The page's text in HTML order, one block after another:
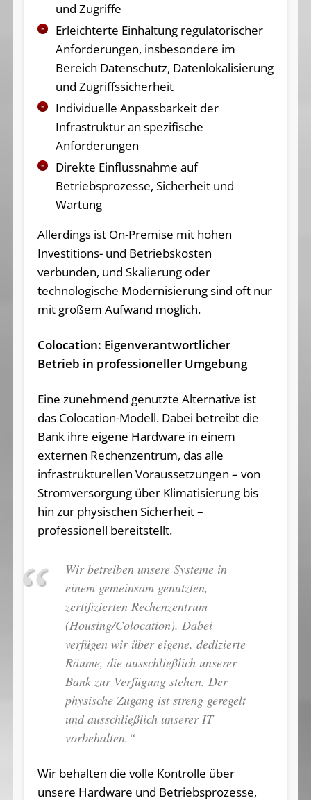
und Zugriffe
Erleichterte Einhaltung regulatorischer
Anforderungen, insbesondere im
Bereich Datenschutz, Datenlokalisierung
und Zugriffssicherheit
Individuelle Anpassbarkeit der
Infrastruktur an spezifische
Anforderungen
Direkte Einflussnahme auf
Betriebsprozesse, Sicherheit und
Wartung
Allerdings ist On-Premise mit hohen
Investitions- und Betriebskosten
verbunden, und Skalierung oder
technologische Modernisierung sind oft nur
mit großem Aufwand möglich.
Colocation: Eigenverantwortlicher
Betrieb in professioneller Umgebung
Eine zunehmend genutzte Alternative ist
das Colocation-Modell. Dabei betreibt die
Bank ihre eigene Hardware in einem
externen Rechenzentrum, das alle
infrastrukturellen Voraussetzungen – von
Stromversorgung über Klimatisierung bis
hin zur physischen Sicherheit –
professionell bereitstellt.
Wir betreiben unsere Systeme in
einem gemeinsam genutzten,
zertifizierten Rechenzentrum
(Housing/Colocation). Dabei
verfügen wir über eigene, dedizierte
Räume, die ausschließlich unserer
Bank zur Verfügung stehen. Der
physische Zugang ist streng geregelt
und ausschließlich unserer IT
vorbehalten.“
Wir behalten die volle Kontrolle über
unsere Hardware und Betriebsprozesse,